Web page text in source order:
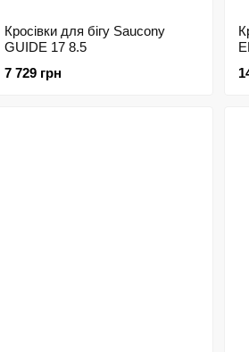
Кросівки для бігу Saucony
GUIDE 17 8.5
7 729 грн